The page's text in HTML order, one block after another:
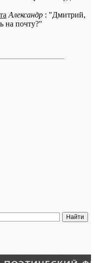
Александр : "Дмитрий,
на почту?"